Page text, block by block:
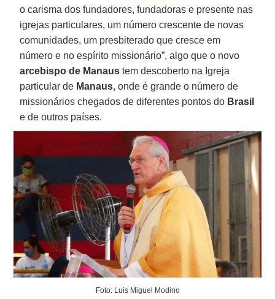
o carisma dos fundadores, fundadoras e presente nas
igrejas particulares, um número crescente de novas
comunidades, um presbiterado que cresce em
número e no espírito missionário”, algo que o novo
arcebispo de Manaus tem descoberto na Igreja
particular de Manaus, onde é grande o número de
missionários chegados de diferentes pontos do Brasil
e de outros países.
Foto: Luis Miguel Modino